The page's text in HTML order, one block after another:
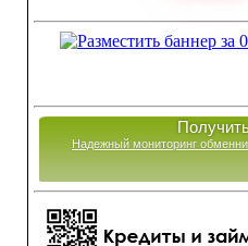
Надежный мониторинг